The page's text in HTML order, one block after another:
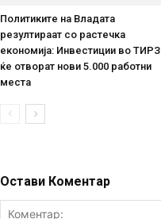
Политиките на Владата
резултираат со растечка
економија: Инвестиции во ТИРЗ
ќе отворат нови 5.000 работни
места
Остави Коментар